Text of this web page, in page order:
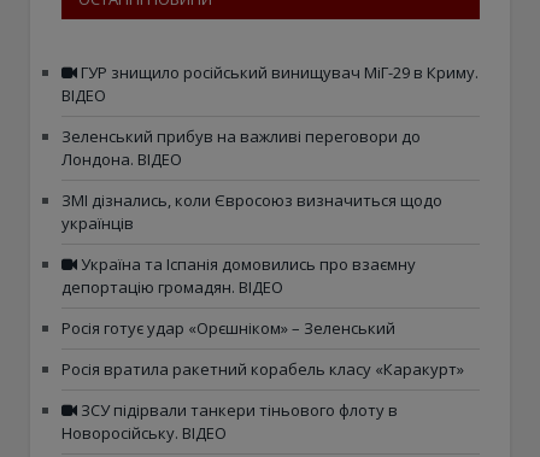
ГУР знищило російський винищувач МіГ-29 в Криму.
ВІДЕО
Зеленський прибув на важливі переговори до
Лондона. ВІДЕО
ЗМІ дізнались, коли Євросоюз визначиться щодо
українців
Україна та Іспанія домовились про взаємну
депортацію громадян. ВІДЕО
Росія готує удар «Орєшніком» – Зеленський
Росія вратила ракетний корабель класу «Каракурт»
ЗСУ підірвали танкери тіньового флоту в
Новоросійську. ВІДЕО